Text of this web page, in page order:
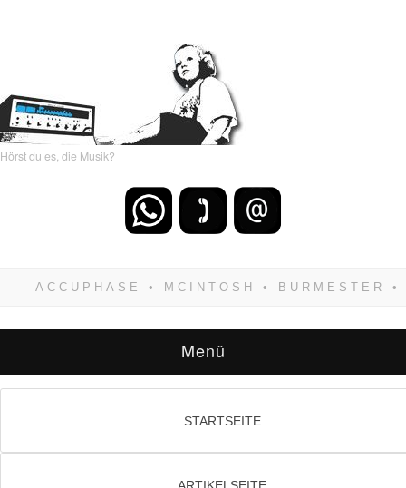
Hörst du es, die Musik?
zwangsläufig siegen! Und noch was: Hifi
Menü
STARTSEITE
ARTIKELSEITE